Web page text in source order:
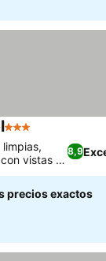
3 Estrellas
8,9
vistas a
precios exactos